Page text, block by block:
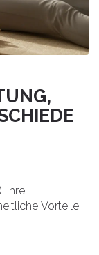
ihre
Vorteile